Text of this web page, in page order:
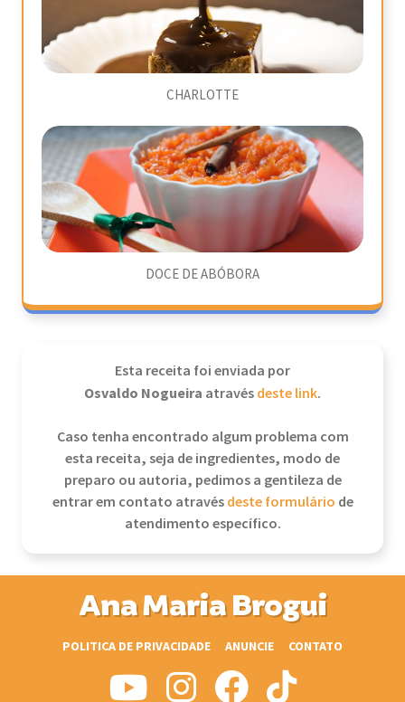
CHARLOTTE
DOCE DE ABÓBORA
Esta receita foi enviada por
Osvaldo Nogueira atravésdeste link.
Caso tenha encontrado algum problema com
esta receita, seja de ingredientes, modo de
preparo ou autoria, pedimos a gentileza de
entrar em contato atravésdeste formulário de
atendimento específico.
Ana Maria Brogui
POLITICA DE PRIVACIDADE ANUNCIE CONTATO